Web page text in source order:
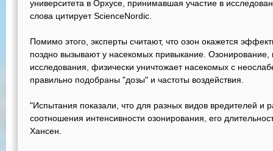
университета в Орхусе, принимавшая участие в
слова цитирует ScienceNordiс.
Помимо этого, эксперты считают, что озон окажется
поздно вызывают у насекомых привыкание. Озонирование,
исследования, физически уничтожает насекомых с
правильно подобраны "дозы" и частоты воздействия.
"Испытания показали, что для разных видов вредителей и
соотношения интенсивности озонирования, его
Хансен.